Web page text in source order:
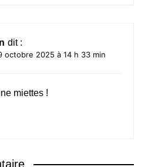
dit :
octobre 2025 à 14 h 33 min
miettes !